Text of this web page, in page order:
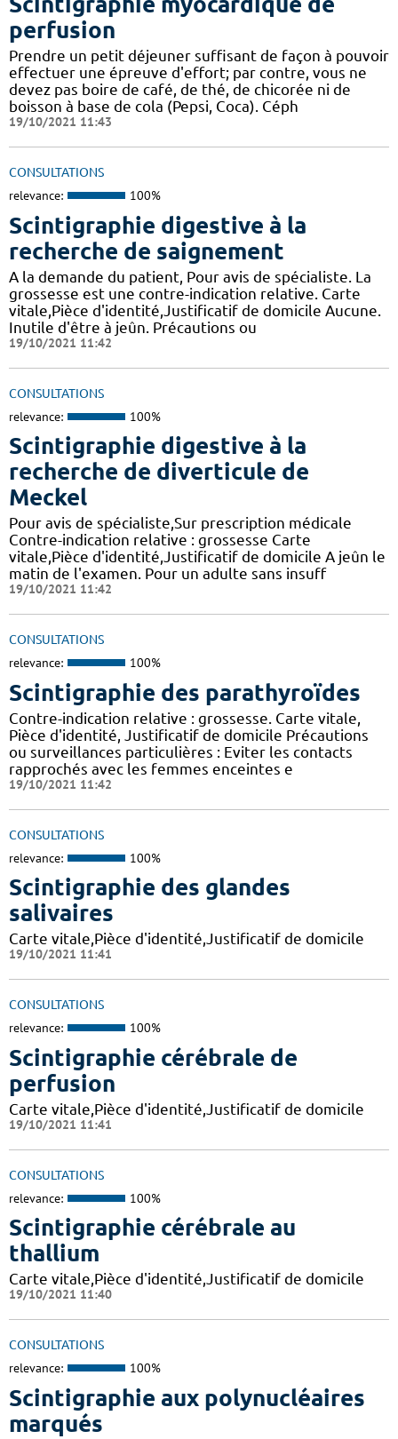
perfusion
Prendre un petit déjeuner suffisant de façon à pouvoir
effectuer une épreuve d'effort; par contre, vous ne
devez pas boire de café, de thé, de chicorée ni de
boisson à base de cola (Pepsi, Coca). Céph
19/10/2021 11:43
CONSULTATIONS
relevance: 100%
Scintigraphie digestive à la
recherche de saignement
A la demande du patient, Pour avis de spécialiste. La
grossesse est une contre-indication relative. Carte
vitale,Pièce d'identité,Justificatif de domicile Aucune.
Inutile d'être à jeûn. Précautions ou
19/10/2021 11:42
CONSULTATIONS
relevance: 100%
Scintigraphie digestive à la
recherche de diverticule de
Meckel
Pour avis de spécialiste,Sur prescription médicale
Contre-indication relative : grossesse Carte
vitale,Pièce d'identité,Justificatif de domicile A jeûn le
matin de l'examen. Pour un adulte sans insuff
19/10/2021 11:42
CONSULTATIONS
relevance: 100%
Scintigraphie des parathyroïdes
Contre-indication relative : grossesse. Carte vitale,
Pièce d'identité, Justificatif de domicile Précautions
ou surveillances particulières : Eviter les contacts
rapprochés avec les femmes enceintes e
19/10/2021 11:42
CONSULTATIONS
relevance: 100%
Scintigraphie des glandes
salivaires
Carte vitale,Pièce d'identité,Justificatif de domicile
19/10/2021 11:41
CONSULTATIONS
relevance: 100%
Scintigraphie cérébrale de
perfusion
Carte vitale,Pièce d'identité,Justificatif de domicile
19/10/2021 11:41
CONSULTATIONS
relevance: 100%
Scintigraphie cérébrale au
thallium
Carte vitale,Pièce d'identité,Justificatif de domicile
19/10/2021 11:40
CONSULTATIONS
relevance: 100%
Scintigraphie aux polynucléaires
marqués